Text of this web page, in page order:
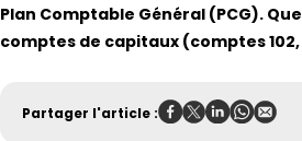
Plan Comptable Général (PCG).
comptes de capitaux (comptes
Partager l'article :